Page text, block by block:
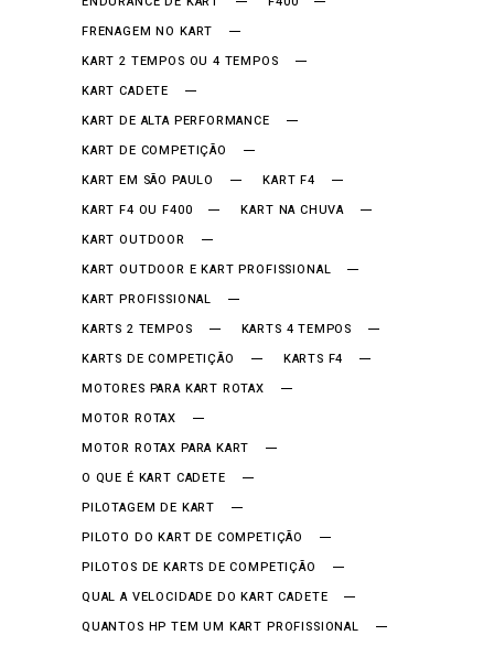
FRENAGEM NO KART
KART 2 TEMPOS OU 4 TEMPOS
KART CADETE
KART DE ALTA PERFORMANCE
KART DE COMPETIÇÃO
KART EM SÃO PAULO
KART F4
KART F4 OU F400
KART NA CHUVA
KART OUTDOOR
KART OUTDOOR E KART PROFISSIONAL
KART PROFISSIONAL
KARTS 2 TEMPOS
KARTS 4 TEMPOS
KARTS DE COMPETIÇÃO
KARTS F4
MOTORES PARA KART ROTAX
MOTOR ROTAX
MOTOR ROTAX PARA KART
O QUE É KART CADETE
PILOTAGEM DE KART
PILOTO DO KART DE COMPETIÇÃO
PILOTOS DE KARTS DE COMPETIÇÃO
QUAL A VELOCIDADE DO KART CADETE
QUANTOS HP TEM UM KART PROFISSIONAL